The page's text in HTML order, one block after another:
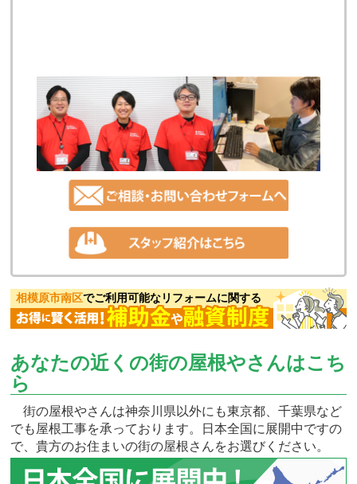
相模原市南区でご利用可能なリフォームに関する
あなたの近くの街の屋根やさんはこち
ら
街の屋根やさんは神奈川県以外にも東京都、千葉県など
でも屋根工事を承っております。日本全国に展開中ですの
で、貴方のお住まいの街の屋根さんをお選びください。